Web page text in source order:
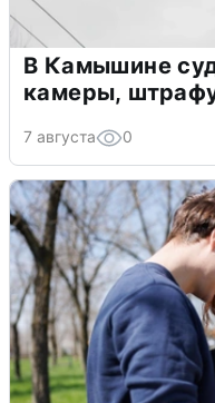
В Камышине
камеры,
7 августа 0